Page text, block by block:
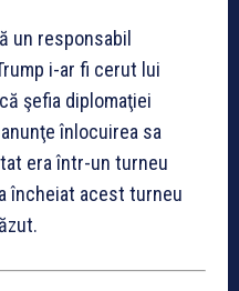
un responsabil
i-ar fi cerut lui
şefia diplomaţiei
înlocuirea sa
era într-un turneu
încheiat acest turneu